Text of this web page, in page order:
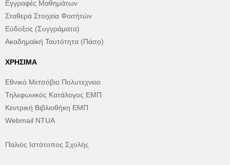
Εγγραφές Μαθημάτων
Σταθερά Στοιχεία Φοιτήτών
Εύδοξος (Συγγράματα)
Ακαδημαϊκή Ταυτότητα (Πάσο)
ΧΡΉΣΙΜΑ
Εθνικό Μετσόβιο Πολυτεχνείο
Τηλεφωνικός Κατάλογος ΕΜΠ
Κεντρική Βιβλιοθήκη ΕΜΠ
Webmail NTUA
Παλιός Ιστότοπος Σχολής